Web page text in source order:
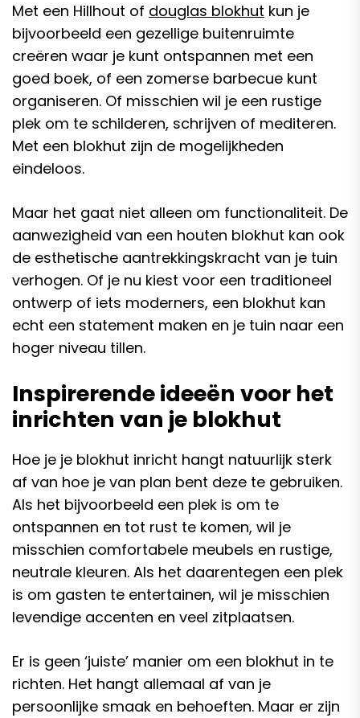
Met een Hillhout of douglas blokhut kun je
bijvoorbeeld een gezellige buitenruimte
creëren waar je kunt ontspannen met een
goed boek, of een zomerse barbecue kunt
organiseren. Of misschien wil je een rustige
plek om te schilderen, schrijven of mediteren.
Met een blokhut zijn de mogelijkheden
eindeloos.
Maar het gaat niet alleen om functionaliteit. De
aanwezigheid van een houten blokhut kan ook
de esthetische aantrekkingskracht van je tuin
verhogen. Of je nu kiest voor een traditioneel
ontwerp of iets moderners, een blokhut kan
echt een statement maken en je tuin naar een
hoger niveau tillen.
Inspirerende ideeën voor het
inrichten van je blokhut
Hoe je je blokhut inricht hangt natuurlijk sterk
af van hoe je van plan bent deze te gebruiken.
Als het bijvoorbeeld een plek is om te
ontspannen en tot rust te komen, wil je
misschien comfortabele meubels en rustige,
neutrale kleuren. Als het daarentegen een plek
is om gasten te entertainen, wil je misschien
levendige accenten en veel zitplaatsen.
Er is geen ‘juiste’ manier om een blokhut in te
richten. Het hangt allemaal af van je
persoonlijke smaak en behoeften. Maar er zijn